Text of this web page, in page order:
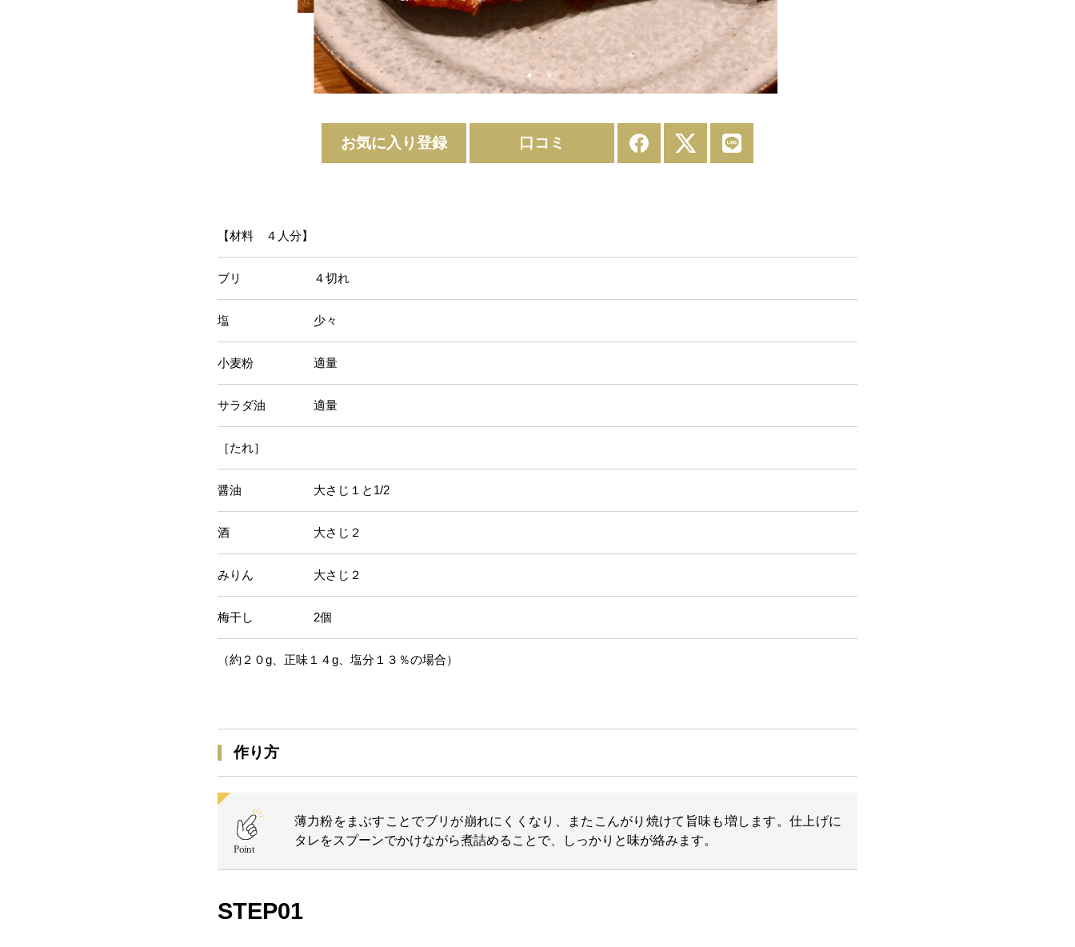
お気に入り登録 口コミ
【材料 ４人分】
ブリ ４切れ
塩 少々
小麦粉 適量
サラダ油 適量
［たれ］
醤油 大さじ１と1/2
酒 大さじ２
みりん 大さじ２
梅干し 2個
（約２０g、正味１４g、塩分１３％の場合）
作り方
薄力粉をまぶすことでブリが崩れにくくなり、またこんがり焼けて旨味も増します。仕上げに
タレをスプーンでかけながら煮詰めることで、しっかりと味が絡みます。
STEP01